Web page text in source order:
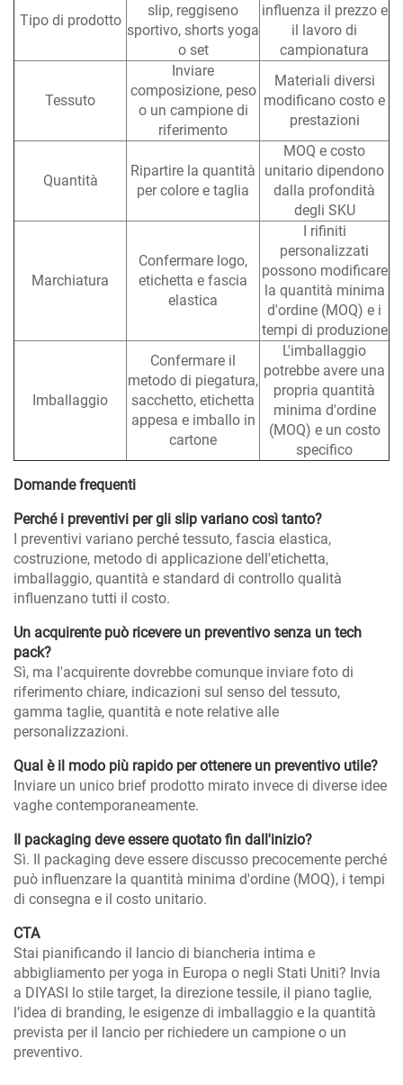
Tipo di prodotto
slip, reggiseno
sportivo, shorts yoga
o set
influenza il prezzo e
il lavoro di
campionatura
Tessuto
Inviare
composizione, peso
o un campione di
riferimento
Materiali diversi
modificano costo e
prestazioni
Quantità
Ripartire la quantità
per colore e taglia
MOQ e costo
unitario dipendono
dalla profondità
degli SKU
Marchiatura
Confermare logo,
etichetta e fascia
elastica
I rifiniti
personalizzati
possono modificare
la quantità minima
d'ordine (MOQ) e i
tempi di produzione
Imballaggio
Confermare il
metodo di piegatura,
sacchetto, etichetta
appesa e imballo in
cartone
L'imballaggio
potrebbe avere una
propria quantità
minima d'ordine
(MOQ) e un costo
specifico
Domande frequenti
Perché i preventivi per gli slip variano così tanto?
I preventivi variano perché tessuto, fascia elastica,
costruzione, metodo di applicazione dell'etichetta,
imballaggio, quantità e standard di controllo qualità
influenzano tutti il costo.
Un acquirente può ricevere un preventivo senza un tech
pack?
Sì, ma l'acquirente dovrebbe comunque inviare foto di
riferimento chiare, indicazioni sul senso del tessuto,
gamma taglie, quantità e note relative alle
personalizzazioni.
Qual è il modo più rapido per ottenere un preventivo utile?
Inviare un unico brief prodotto mirato invece di diverse idee
vaghe contemporaneamente.
Il packaging deve essere quotato fin dall'inizio?
Sì. Il packaging deve essere discusso precocemente perché
può influenzare la quantità minima d'ordine (MOQ), i tempi
di consegna e il costo unitario.
CTA
Stai pianificando il lancio di biancheria intima e
abbigliamento per yoga in Europa o negli Stati Uniti? Invia
a DIYASI lo stile target, la direzione tessile, il piano taglie,
l’idea di branding, le esigenze di imballaggio e la quantità
prevista per il lancio per richiedere un campione o un
preventivo.